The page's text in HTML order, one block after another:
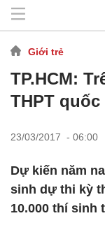
Giới trẻ
TP.HCM:
THPT quốc
23/03/2017 - 06:00
Dự kiến năm
sinh dự thi kỳ
10.000 thí sinh